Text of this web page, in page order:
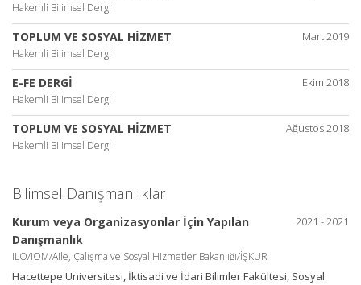
Hakemli Bilimsel Dergi
Mart 2019
TOPLUM VE SOSYAL HİZMET
Hakemli Bilimsel Dergi
Ekim 2018
E-FE DERGİ
Hakemli Bilimsel Dergi
Ağustos 2018
TOPLUM VE SOSYAL HİZMET
Hakemli Bilimsel Dergi
Bilimsel Danışmanlıklar
2021 - 2021
Kurum veya Organizasyonlar İçin Yapılan
Danışmanlık
ILO/IOM/Aile, Çalışma ve Sosyal Hizmetler Bakanlığı/İŞKUR
Hacettepe Üniversitesi, İktisadi ve İdari Bilimler Fakültesi, Sosyal